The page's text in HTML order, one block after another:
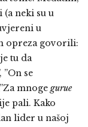
neki su u
u
opreza govorili:
tu da
se
mnoge gurue
pali. Kako
lider u našoj